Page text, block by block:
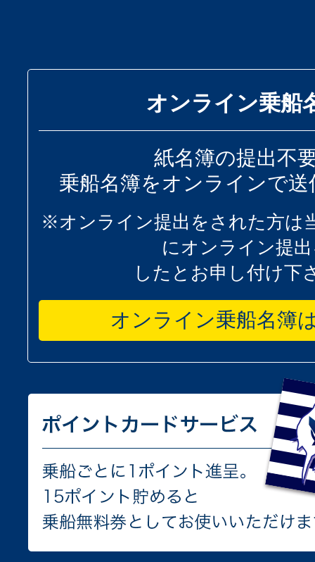
オンライン乗船
紙名簿の提出不
乗船名簿をオンラインで
※オンライン提出をされた方は
にオンライン提
したとお申し付け下
オンライン乗船名簿